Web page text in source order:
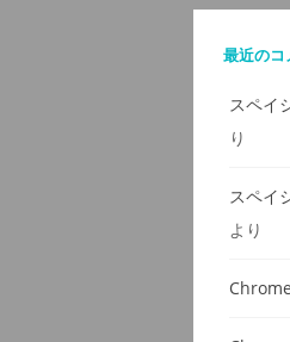
最近のコ
スペイ
り
スペイ
より